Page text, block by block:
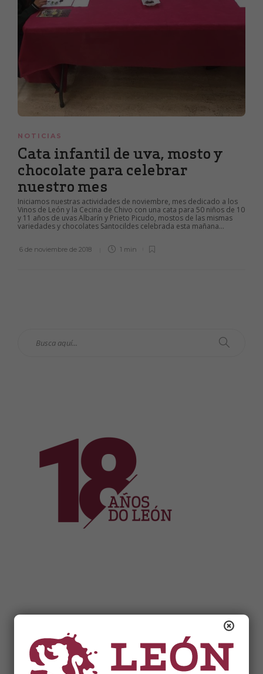
NOTICIAS
Cata infantil de uva, mosto y
chocolate para celebrar
nuestro mes
Iniciamos nuestras actividades de noviembre, mes dedicado a los
Vinos de León y la Cecina de Chivo con una cata para 50 niños de 10
y 11 años de uvas Albarín y Prieto Picudo, mostos de las mismas
variedades y chocolates Santocildes celebrada esta mañana...
6 de noviembre de 2018 1 min
Síguenos